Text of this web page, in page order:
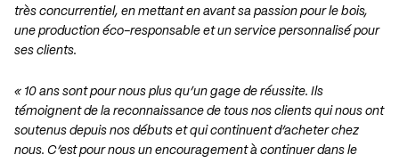
très concurrentiel, en mettant en avant sa passion pour le bois,
une production éco-responsable et un service personnalisé pour
ses clients.
« 10 ans sont pour nous plus qu’un gage de réussite. Ils
témoignent de la reconnaissance de tous nos clients qui nous ont
soutenus depuis nos débuts et qui continuent d’acheter chez
nous. C’est pour nous un encouragement à continuer dans le